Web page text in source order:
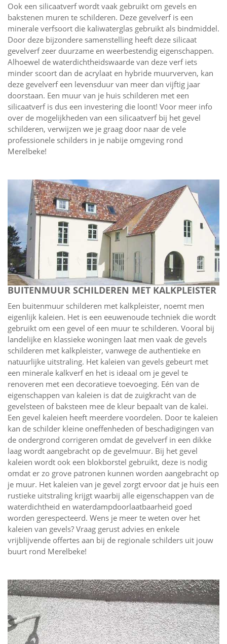
Ook een silicaatverf wordt vaak gebruikt om gevels en
bakstenen muren te schilderen. Deze gevelverf is een
minerale verfsoort die kaliwaterglas gebruikt als bindmiddel.
Door deze bijzondere samenstelling heeft deze silicaat
gevelverf zeer duurzame en weerbestendig eigenschappen.
Alhoewel de waterdichtheidswaarde van deze verf iets
minder scoort dan de acrylaat en hybride muurverven, kan
deze gevelverf een levensduur van meer dan vijftig jaar
doorstaan. Een muur van je huis schilderen met een
silicaatverf is dus een investering die loont! Voor meer info
over de mogelijkheden van een silicaatverf bij het gevel
schilderen, verwijzen we je graag door naar de vele
professionele schilders in je nabije omgeving rond
Merelbeke!
BUITENMUUR SCHILDEREN MET KALKPLEISTER
Een buitenmuur schilderen met kalkpleister, noemt men
eigenlijk kaleien. Het is een eeuwenoude techniek die wordt
gebruikt om een gevel of een muur te schilderen. Vooral bij
landelijke en klassieke woningen laat men vaak de gevels
schilderen met kalkpleister, vanwege de authentieke en
natuurlijke uitstraling. Het kaleien van gevels gebeurt met
een minerale kalkverf en het is ideaal om je gevel te
renoveren met een decoratieve toevoeging. Eén van de
eigenschappen van kaleien is dat de zuigkracht van de
gevelsteen of baksteen mee de kleur bepaalt van de kalei.
Een gevel kaleien heeft meerdere voordelen. Door te kaleien
kan de schilder kleine oneffenheden of beschadigingen van
de ondergrond corrigeren omdat de gevelverf in een dikke
laag wordt aangebracht op de gevelmuur. Bij het gevel
kaleien wordt ook een blokborstel gebruikt, deze is nodig
omdat er zo grove patronen kunnen worden aangebracht op
je muur. Het kaleien van je gevel zorgt ervoor dat je huis een
rustieke uitstraling krijgt waarbij alle eigenschappen van de
waterdichtheid en waterdampdoorlaatbaarheid goed
worden gerespecteerd. Wens je meer te weten over het
kaleien van gevels? Vraag gerust advies en enkele
vrijblijvende offertes aan bij de regionale schilders uit jouw
buurt rond Merelbeke!